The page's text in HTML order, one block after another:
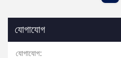
যোগাযোগ
যোগাযোগ: